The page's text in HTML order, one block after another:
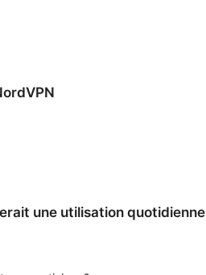
une utilisation quotidienne